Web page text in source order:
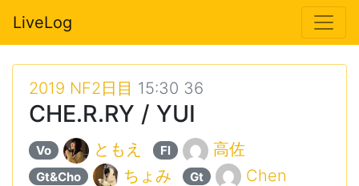
LiveLog
2019 NF2日目 15:30 36
CHE.R.RY / YUI
Vo ともえ Fl 高佐
Gt&Cho ちょみ Gt Chen